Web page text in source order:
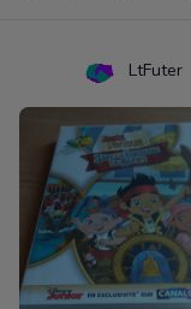
LtFuter